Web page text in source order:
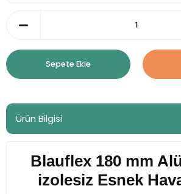
Sepete Ekle
Ürün Bilgisi
Blauflex 180 mm
izolesiz Esnek